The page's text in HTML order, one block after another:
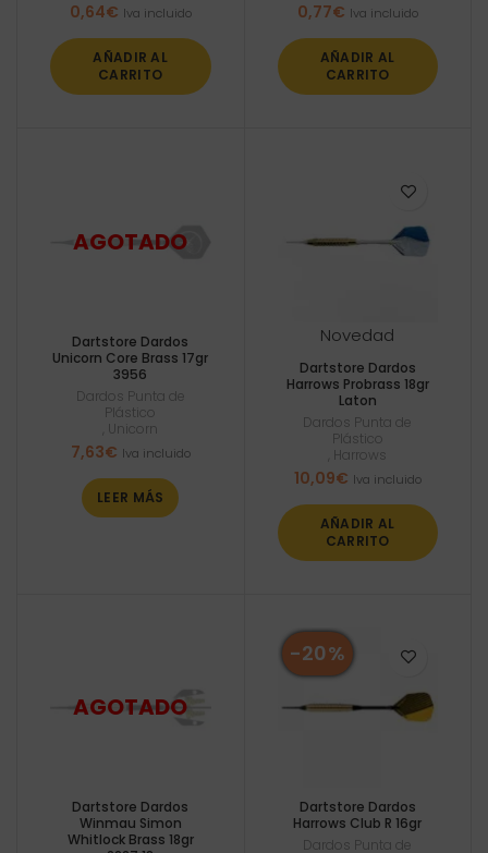
0,64€ Iva incluido
AÑADIR AL
CARRITO
0,77€ Iva incluido
AÑADIR AL
CARRITO
Dartstore Dardos
Unicorn Core Brass 17gr
3956
Dardos Punta de
Plástico
Unicorn
7,63€ Iva incluido
LEER MÁS
Novedad
Dartstore Dardos
Harrows Probrass 18gr
Laton
Dardos Punta de
Plástico
Harrows
10,09€ Iva incluido
AÑADIR AL
CARRITO
Dartstore Dardos
Winmau Simon
Whitlock Brass 18gr
-20%
Dartstore Dardos
Harrows Club R 16gr
Dardos Punta de